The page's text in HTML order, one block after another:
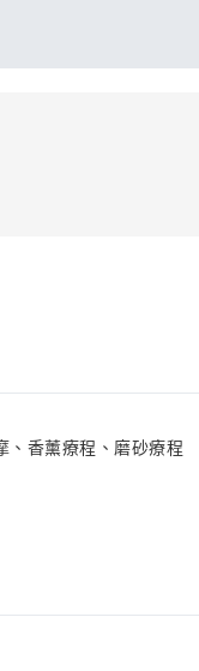
、香薰療程、磨砂療程